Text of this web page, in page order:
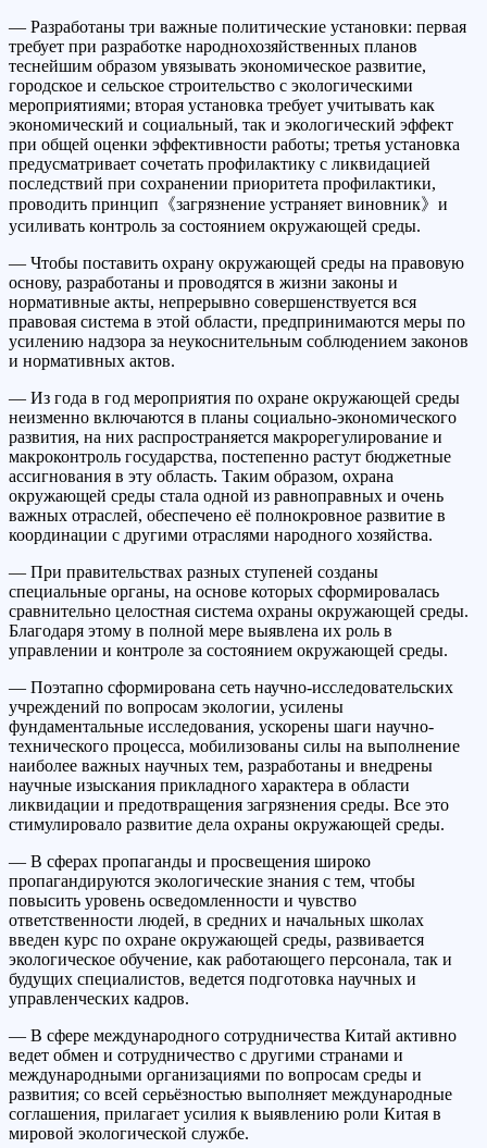
— Разработаны три важные политические установки: первая
требует при разработке народнохозяйственных планов
теснейшим образом увязывать экономическое развитие,
городское и сельское строительство с экологическими
мероприятиями; вторая установка требует учитывать как
экономический и социальный, так и экологический эффект
при общей оценки эффективности работы; третья установка
предусматривает сочетать профилактику с ликвидацией
последствий при сохранении приоритета профилактики,
проводить принцип《загрязнение устраняет виновник》и
усиливать контроль за состоянием окружающей среды.
— Чтобы поставить охрану окружающей среды на правовую
основу, разработаны и проводятся в жизни законы и
нормативные акты, непрерывно совершенствуется вся
правовая система в этой области, предпринимаются меры по
усилению надзора за неукоснительным соблюдением законов
и нормативных актов.
— Из года в год мероприятия по охране окружающей среды
неизменно включаются в планы социально-экономического
развития, на них распространяется макрорегулирование и
макроконтроль государства, постепенно растут бюджетные
ассигнования в эту область. Таким образом, охрана
окружающей среды стала одной из равноправных и очень
важных отраслей, обеспечено её полнокровное развитие в
координации с другими отраслями народного хозяйства.
— При правительствах разных ступеней созданы
специальные органы, на основе которых сформировалась
сравнительно целостная система охраны окружающей среды.
Благодаря этому в полной мере выявлена их роль в
управлении и контроле за состоянием окружающей среды.
— Поэтапно сформирована сеть научно-исследовательских
учреждений по вопросам экологии, усилены
фундаментальные исследования, ускорены шаги научно-
технического процесса, мобилизованы силы на выполнение
наиболее важных научных тем, разработаны и внедрены
научные изыскания прикладного характера в области
ликвидации и предотвращения загрязнения среды. Все это
стимулировало развитие дела охраны окружающей среды.
— В сферах пропаганды и просвещения широко
пропагандируются экологические знания с тем, чтобы
повысить уровень осведомленности и чувство
ответственности людей, в средних и начальных школах
введен курс по охране окружающей среды, развивается
экологическое обучение, как работающего персонала, так и
будущих специалистов, ведется подготовка научных и
управленческих кадров.
— В сфере международного сотрудничества Китай активно
ведет обмен и сотрудничество с другими странами и
международными организациями по вопросам среды и
развития; со всей серьёзностью выполняет международные
соглашения, прилагает усилия к выявлению роли Китая в
мировой экологической службе.